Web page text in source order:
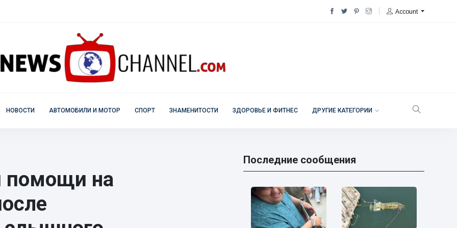
Account
НОВОСТИ АВТОМОБИЛИ И МОТОР СПОРТ ЗНАМЕНИТОСТИ ЗДОРОВЬЕ И ФИТНЕС ДРУГИЕ КАТЕГОРИИ
помощи на
Последние сообщения